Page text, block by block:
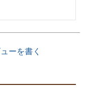
ーを書く